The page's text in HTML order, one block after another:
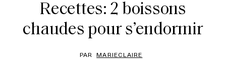
Recettes: 2 boissons
chaudes pour s’endormir
PAR MARIECLAIRE